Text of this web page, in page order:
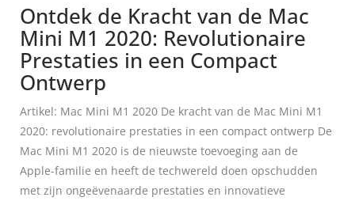
Ontdek de Kracht van de Mac
Mini M1 2020: Revolutionaire
Prestaties in een Compact
Ontwerp
Artikel: Mac Mini M1 2020 De kracht van de Mac Mini M1
2020: revolutionaire prestaties in een compact ontwerp De
Mac Mini M1 2020 is de nieuwste toevoeging aan de
Apple-familie en heeft de techwereld doen opschudden
met zijn ongeëvenaarde prestaties en innovatieve